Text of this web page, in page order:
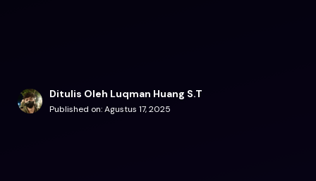
Ditulis Oleh Luqman Huang S.T
Published on:Agustus 17, 2025